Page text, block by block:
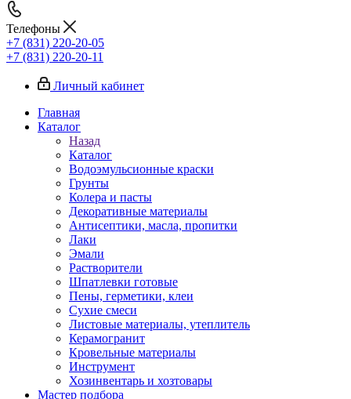
Телефоны
+7 (831) 220-20-05
+7 (831) 220-20-11
Личный кабинет
Главная
Каталог
Назад
Каталог
Водоэмульсионные краски
Грунты
Колера и пасты
Декоративные материалы
Антисептики, масла, пропитки
Лаки
Эмали
Растворители
Шпатлевки готовые
Пены, герметики, клеи
Сухие смеси
Листовые материалы, утеплитель
Керамогранит
Кровельные материалы
Инструмент
Хозинвентарь и хозтовары
Мастер подбора